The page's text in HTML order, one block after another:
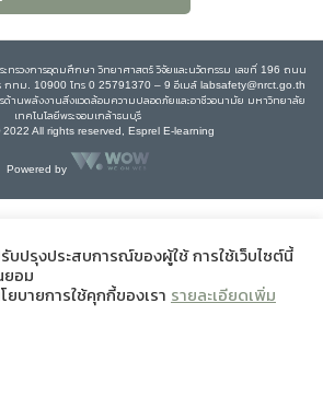
ะทรวงการอุดมศึกษา วิทยาศาสตร์ วิจัยและนวัตกรรม เลขที่ 196 ถนน
กทม. 10900 โทร 0 25791370 – 9 อีเมล์ labsafety@nrct.go.th
านพลังงานสิ่งแวดล้อมความปลอดภัยและอาชีวอนามัย มหาวิทยาลัย
เทคโนโลยีพระจอมเกล้าธนบุรี
All rights reserved, Esprel E-learning
Powered by
บปรุงประสบการณ์ของผู้ใช้ การใช้เว็บไซต์นี้
ยอม
ยบายการใช้คุกกี้ของเรา รายละเอียดเพิ่ม